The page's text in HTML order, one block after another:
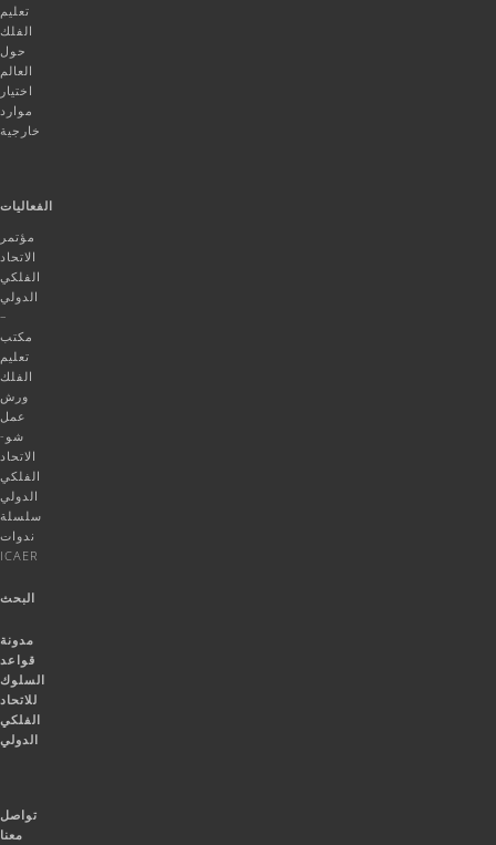
تعليم
الفلك
حول
العالم
اختيار
موارد
خارجية
الفعاليات
مؤتمر
الاتحاد
الفلكي
الدولي
–
مكتب
تعليم
الفلك
ورش
عمل
شو-
الاتحاد
الفلكي
الدولي
سلسلة
ندوات
ICAER
البحث
مدونة
قواعد
السلوك
للاتحاد
الفلكي
الدولي
تواصل
معنا